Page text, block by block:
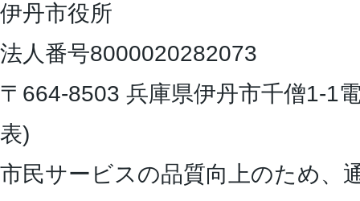
伊丹市役所
法人番号8000020282073
〒664-8503 兵庫県伊丹市千僧1-1
表)
市民サービスの品質向上のため、